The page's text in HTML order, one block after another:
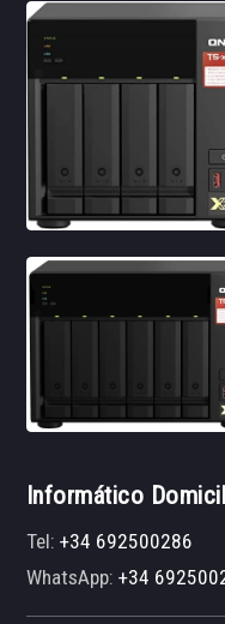
Informático
Tel:+34 692500286
WhatsApp:+34